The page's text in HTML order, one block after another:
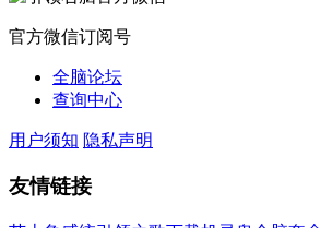
官方微信订阅号
全脑论坛
查询中心
用户须知 隐私声明
友情链接